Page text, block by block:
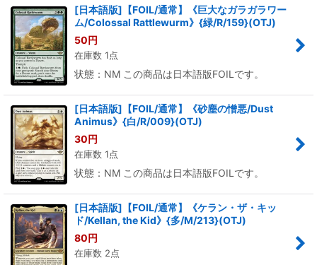
[日本語版]【FOIL/通常】《巨大なガラガラワー
ム/Colossal Rattlewurm》{緑/R/159}(OTJ)
50円
在庫数 1点
状態：NM この商品は日本語版FOILです。
[日本語版]【FOIL/通常】《砂塵の憎悪/Dust
Animus》{白/R/009}(OTJ)
30円
在庫数 1点
状態：NM この商品は日本語版FOILです。
[日本語版]【FOIL/通常】《ケラン・ザ・キッ
ド/Kellan, the Kid》{多/M/213}(OTJ)
80円
在庫数 2点